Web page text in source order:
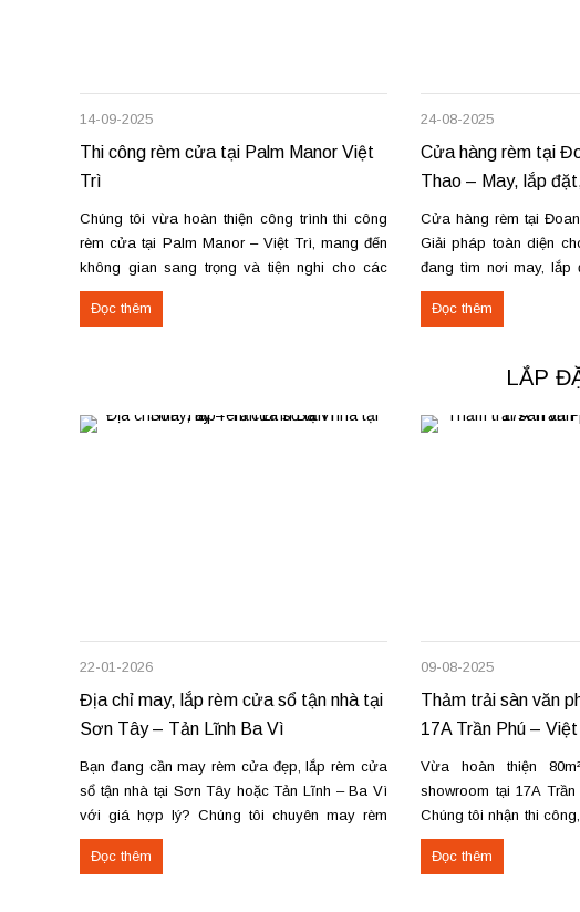
14-09-2025
Thi công rèm cửa tại Palm Manor Việt
Trì
Chúng tôi vừa hoàn thiện công trình thi công
rèm cửa tại Palm Manor – Việt Trì, mang đến
không gian sang trọng và tiện nghi cho các
căn hộ cao cấp. Các hạng mục rèm đã thi
công Rèm vải thô cao cấp may định hình hấp
Đọc thêm
24-08-2025
Cửa hàng rèm tại
Thao – May, lắp
Cửa hàng rèm tại
Giải pháp toàn diện
đang tìm nơi may, lắp
sửa chữa rèm hỏng
Thao, chúng tôi sẵn
Đọc thêm
LẮP
22-01-2026
Địa chỉ may, lắp rèm cửa sổ tận nhà tại
Sơn Tây – Tản Lĩnh Ba Vì
Bạn đang cần may rèm cửa đẹp, lắp rèm cửa
sổ tận nhà tại Sơn Tây hoặc Tản Lĩnh – Ba Vì
với giá hợp lý? Chúng tôi chuyên may rèm
theo yêu cầu, thi công nhanh, đúng mẫu, đúng
tiến độ. Thực tế, chúng tôi vừa hoàn thiện thi
Đọc thêm
09-08-2025
Thảm trải sàn văn
17A Trần Phú –
Vừa hoàn thiện
showroom tại 17A
Chúng tôi nhận thi
thu mua thảm cũ trên
Phú Thọ. Các loại
Đọc thêm